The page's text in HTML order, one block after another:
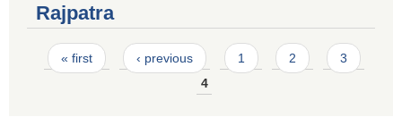
Rajpatra
Pages
« first ‹ previous 1 2
3
4